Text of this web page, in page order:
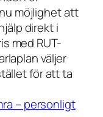
möjlighet att
direkt i
med RUT-
väljer
för att ta
– personligt